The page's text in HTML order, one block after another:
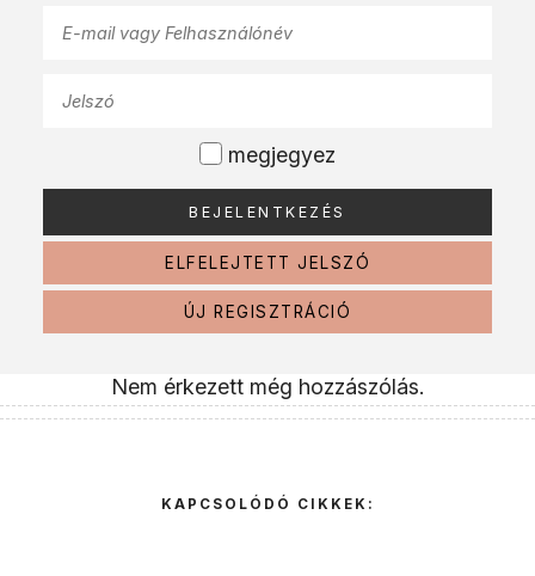
megjegyez
ELFELEJTETT JELSZÓ
ÚJ REGISZTRÁCIÓ
Nem érkezett még hozzászólás.
KAPCSOLÓDÓ CIKKEK: